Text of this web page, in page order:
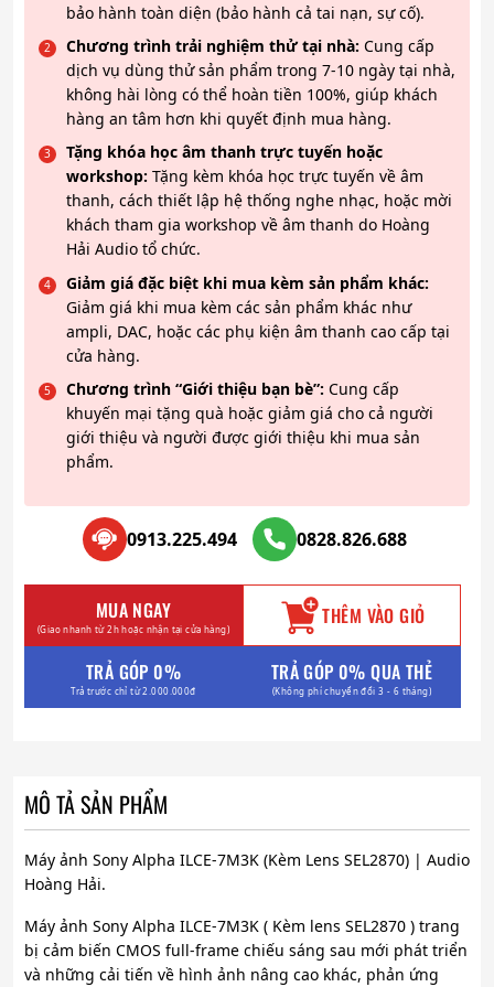
bảo hành toàn diện (bảo hành cả tai nạn, sự cố).
Chương trình trải nghiệm thử tại nhà: Cung cấp
dịch vụ dùng thử sản phẩm trong 7-10 ngày tại nhà,
không hài lòng có thể hoàn tiền 100%, giúp khách
hàng an tâm hơn khi quyết định mua hàng.
Tặng khóa học âm thanh trực tuyến hoặc
workshop: Tặng kèm khóa học trực tuyến về âm
thanh, cách thiết lập hệ thống nghe nhạc, hoặc mời
khách tham gia workshop về âm thanh do Hoàng
Hải Audio tổ chức.
Giảm giá đặc biệt khi mua kèm sản phẩm khác:
Giảm giá khi mua kèm các sản phẩm khác như
ampli, DAC, hoặc các phụ kiện âm thanh cao cấp tại
cửa hàng.
Chương trình “Giới thiệu bạn bè”: Cung cấp
khuyến mại tặng quà hoặc giảm giá cho cả người
giới thiệu và người được giới thiệu khi mua sản
phẩm.
0913.225.494 0828.826.688
MUA NGAY
(Giao nhanh từ 2h hoặc nhận tại cửa hàng) THÊM VÀO GIỎ
TRẢ GÓP 0%
Trả trước chỉ từ 2.000.000đ
TRẢ GÓP 0% QUA THẺ
(Không phí chuyển đổi 3 - 6 tháng)
MÔ TẢ SẢN PHẨM
Máy ảnh Sony Alpha ILCE-7M3K (Kèm Lens SEL2870) | Audio
Hoàng Hải.
Máy ảnh Sony Alpha ILCE-7M3K ( Kèm lens SEL2870 ) trang
bị cảm biến CMOS full-frame chiếu sáng sau mới phát triển
và những cải tiến về hình ảnh nâng cao khác, phản ứng